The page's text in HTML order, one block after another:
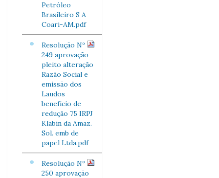
Petróleo
Brasileiro S A
Coari-AM.pdf
Resolução Nº
249 aprovação
pleito alteração
Razão Social e
emissão dos
Laudos
benefício de
redução 75 IRPJ
Klabin da Amaz.
Sol. emb de
papel Ltda.pdf
Resolução Nº
250 aprovação